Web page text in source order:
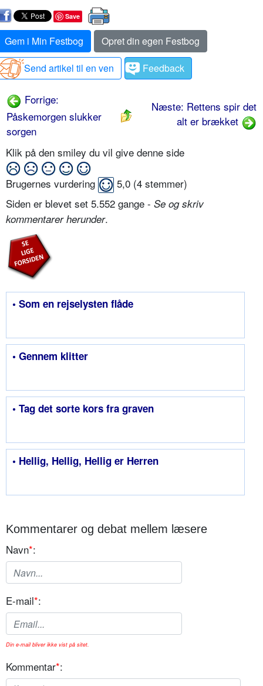
Save
Gem i Min Festbog
Opret din egen Festbog
Send artikel til en ven
Feedback
Forrige:
Påskemorgen slukker
sorgen
Næste: Rettens spir det
alt er brækket
Klik på den smiley du vil give denne side
Brugernes vurdering 5,0 (4 stemmer)
Siden er blevet set 5.552 gange - Se og skriv
kommentarer herunder.
• Som en rejselysten flåde
• Gennem klitter
• Tag det sorte kors fra graven
• Hellig, Hellig, Hellig er Herren
Kommentarer og debat mellem læsere
Navn*:
E-mail*:
Din e-mail bliver ikke vist på sitet.
Kommentar*: